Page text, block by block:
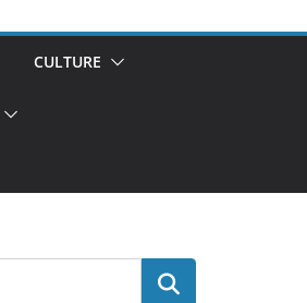
CULTURE